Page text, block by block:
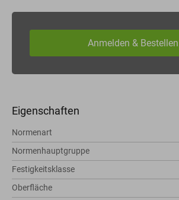
Eigenschaften
Normenart
Normenhauptgruppe
Festigkeitsklasse
Oberfläche